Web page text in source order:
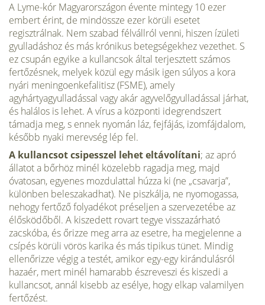
A Lyme-kór Magyarországon évente mintegy 10 ezer
embert érint, de mindössze ezer körüli esetet
regisztrálnak. Nem szabad félvállról venni, hiszen ízületi
gyulladáshoz és más krónikus betegségekhez vezethet. S
ez csupán egyike a kullancsok által terjesztett számos
fertőzésnek, melyek közül egy másik igen súlyos a kora
nyári meningoenkefalitisz (FSME), amely
agyhártyagyulladással vagy akár agyvelőgyulladással járhat,
és halálos is lehet. A vírus a központi idegrendszert
támadja meg, s ennek nyomán láz, fejfájás, izomfájdalom,
később nyaki merevség lép fel.
A kullancsot csipesszel lehet eltávolítani; az apró
állatot a bőrhöz minél közelebb ragadja meg, majd
óvatosan, egyenes mozdulattal húzza ki (ne „csavarja”,
különben beleszakadhat). Ne piszkálja, ne nyomogassa,
nehogy fertőző folyadékot préseljen a szervezetébe az
élősködőből. A kiszedett rovart tegye visszazárható
zacskóba, és őrizze meg arra az esetre, ha megjelenne a
csípés körüli vörös karika és más tipikus tünet. Mindig
ellenőrizze végig a testét, amikor egy-egy kirándulásról
hazaér, mert minél hamarabb észreveszi és kiszedi a
kullancsot, annál kisebb az esélye, hogy elkap valamilyen
fertőzést.